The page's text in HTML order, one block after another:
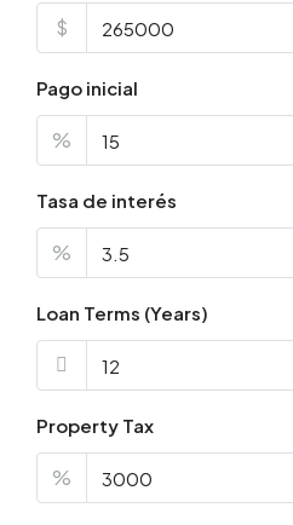
$
Pago inicial
%
Tasa de interés
%
Loan Terms (Years)
Property Tax
%